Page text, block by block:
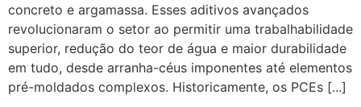
concreto e argamassa. Esses aditivos avançados
revolucionaram o setor ao permitir uma trabalhabilidade
superior, redução do teor de água e maior durabilidade
em tudo, desde arranha-céus imponentes até elementos
pré-moldados complexos. Historicamente, os PCEs [...]